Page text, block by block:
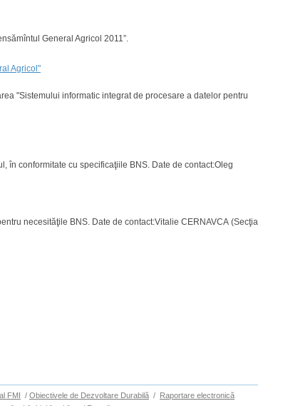
General Agricol 2011”.
Agricol"
"Sistemului informatic integrat de procesare a datelor pentru
în conformitate cu specificaţiile BNS. Date de contact:Oleg
necesităţile BNS. Date de contact:Vitalie CERNAVCA (Secţia
FMI / Obiectivele de Dezvoltare Durabilă / Raportare electronică